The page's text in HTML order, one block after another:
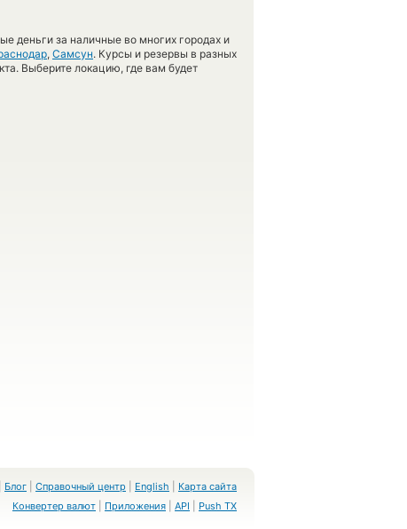
деньги за наличные во многих городах и
, Самсун. Курсы и резервы в разных
Выберите локацию, где вам будет
Блог Справочный центр English
Карта сайта
Конвертер валют
Приложения API Push TX